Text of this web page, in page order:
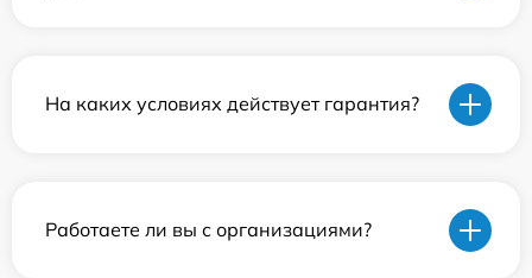
На каких условиях действует гарантия?
Работаете ли вы с организациями?